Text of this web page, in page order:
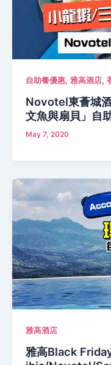
自助餐優惠, 雅高酒店,
Novotel東薈城
文魚與扇貝」自
May 7, 2020
雅高酒店
雅高Black